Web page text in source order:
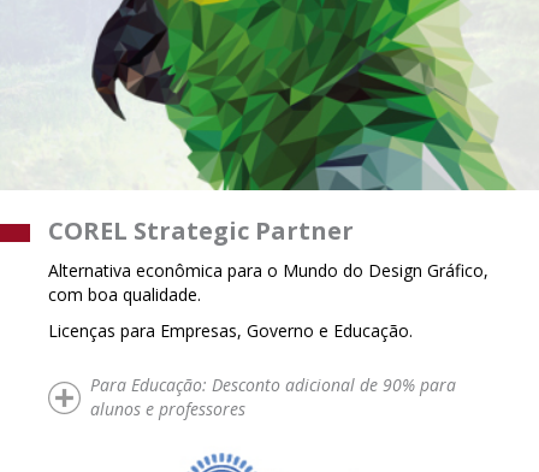
COREL Strategic Partner
Alternativa econômica para o Mundo do Design Gráfico,
com boa qualidade.
Licenças para Empresas, Governo e Educação.
Para Educação: Desconto adicional de 90% para
alunos e professores